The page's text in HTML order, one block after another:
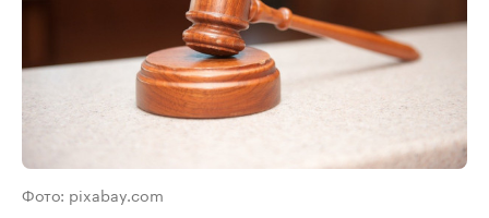
Фото: pixabay.com